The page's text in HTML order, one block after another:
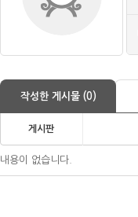
작성한 게시물 (0)
게시판
내용이 없습니다.